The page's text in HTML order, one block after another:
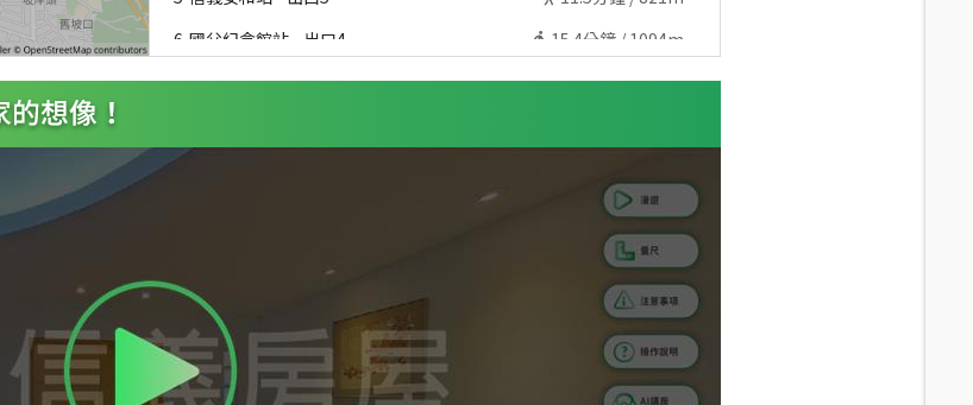
6 國父紀念館站 - 出口4 15.4分鐘 / 1094m
7 信義安和站 - 出口4 12.6分鐘 /861m
分鐘 /1102m
分鐘 /1099m
C 信義安和站 - 出口1 分鐘 / 914m
D 市政府站 - 出口2 分鐘 /969m
E 信義安和站 - 出口2A 分鐘 /975m